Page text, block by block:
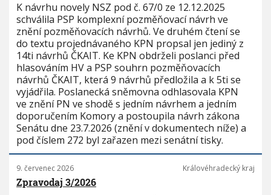
K návrhu novely NSZ pod č. 67/0 ze 12.12.2025
schválila PSP komplexní pozměňovací návrh ve
znění pozměňovacích návrhů. Ve druhém čtení se
do textu projednávaného KPN propsal jen jediný z
14ti návrhů ČKAIT. Ke KPN obdrželi poslanci před
hlasováním HV a PSP souhrn pozměňovacích
návrhů ČKAIT, která 9 návrhů předložila a k 5ti se
vyjádřila. Poslanecká sněmovna odhlasovala KPN
ve znění PN ve shodě s jedním návrhem a jedním
doporučením Komory a postoupila návrh zákona
Senátu dne 23.7.2026 (znění v dokumentech níže) a
pod číslem 272 byl zařazen mezi senátní tisky.
9. červenec 2026 Královéhradecký kraj
Zpravodaj 3/2026